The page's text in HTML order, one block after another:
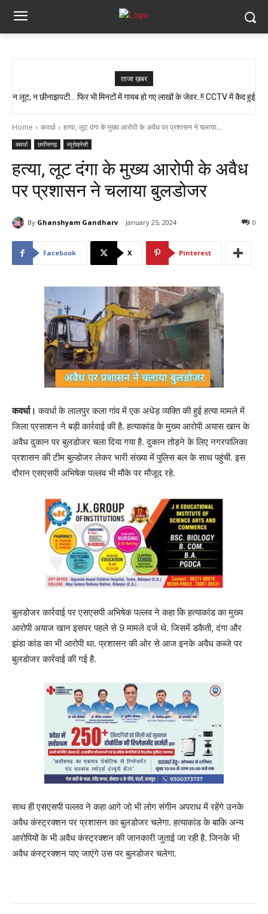
ताजा ख़बर
स्वास्थ्य मंत्री श्याम बिहारी जायसवाल का बड़ा बयान, कहा- प्रदेश में कोई भी झोलाछाप
न लूट, न छीनाझपटी… फिर भी मिनटों में गायब हो गए लाखों के जेवर..!! CCTV में कैद हुई
Home कवर्धा हत्या, लूट दंगा के मुख्य आरोपी के अवैध पर प्रशासन ने चलाया...
कवर्धा छत्तीसगढ़ ब्यूरोक्रेसी
हत्या, लूट दंगा के मुख्य आरोपी के अवैध
पर प्रशासन ने चलाया बुलडोजर
By Ghanshyam Gandharv January 25, 2024 0
Facebook X Pinterest
कवर्धा। कवर्धा के लालपुर कला गांव में एक अधेड़ व्यक्ति की हुई हत्या मामले में
जिला प्रसाशन ने बड़ी कार्रवाई की है. हत्याकांड के मुख्य आरोपी अयास खान के
अवैध दुकान पर बुलडोजर चला दिया गया है. दुकान तोड़ने के लिए नगरपालिका
प्रशासन की टीम बुल्डोजर लेकर भारी संख्या में पुलिस बल के साथ पहुंची. इस
दौरान एसएसपी अभिषेक पल्लव भी मौके पर मौजूद रहे.
बुलडोजर कार्रवाई पर एसएसपी अभिषेक पल्लव ने कहा कि हत्याकांड का मुख्य
आरोपी अयाज खान इसपर पहले से 9 मामले दर्ज थे. जिसमें डकैती, दंगा और
झंडा कांड का भी आरोपी था. प्रशासन की ओर से आज इनके अवैध कब्जे पर
बुलडोजर कार्रवाई की गई है.
साथ ही एसएसपी पल्लव ने कहा आगे जो भी लोग संगीन अपराध में रहेंगे उनके
अवैध कंस्ट्रक्शन पर प्रशासन का बुलडोजर चलेगा. हत्याकांड के बाकि अन्य
आरोपियों के भी अवैध कंस्ट्रक्शन की जानकारी जुताई जा रही है. जिनके भी
अवैध कंस्ट्रक्शन पाए जाएंगे उस पर बुलडोजर चलेगा.